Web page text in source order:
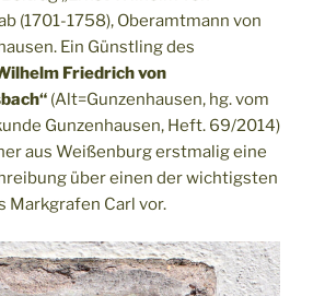
(1701-1758), Oberamtmann von
Ein Günstling des
Friedrich von
(Alt=Gunzenhausen, hg. vom
Gunzenhausen, Heft. 69/2014)
aus Weißenburg erstmalig eine
über einen der wichtigsten
Markgrafen Carl vor.